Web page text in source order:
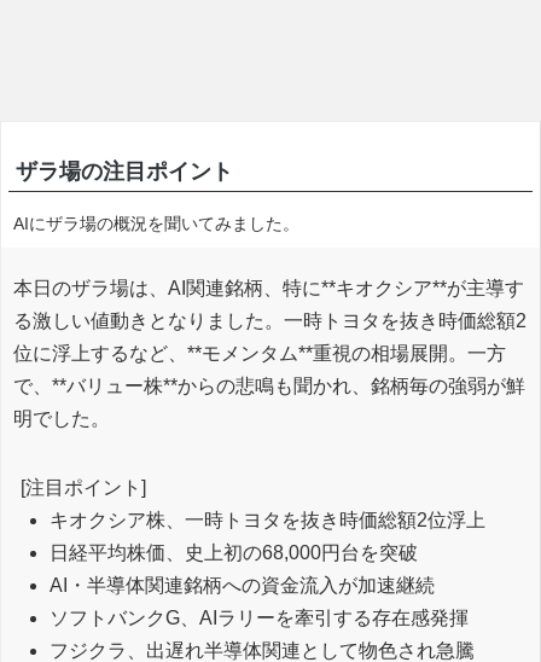
ザラ場の注目ポイント
AIにザラ場の概況を聞いてみました。
本日のザラ場は、AI関連銘柄、特に**キオクシア**が主導す
る激しい値動きとなりました。一時トヨタを抜き時価総額2
位に浮上するなど、**モメンタム**重視の相場展開。一方
で、**バリュー株**からの悲鳴も聞かれ、銘柄毎の強弱が鮮
明でした。
[注目ポイント]
キオクシア株、一時トヨタを抜き時価総額2位浮上
日経平均株価、史上初の68,000円台を突破
AI・半導体関連銘柄への資金流入が加速継続
ソフトバンクG、AIラリーを牽引する存在感発揮
フジクラ、出遅れ半導体関連として物色され急騰